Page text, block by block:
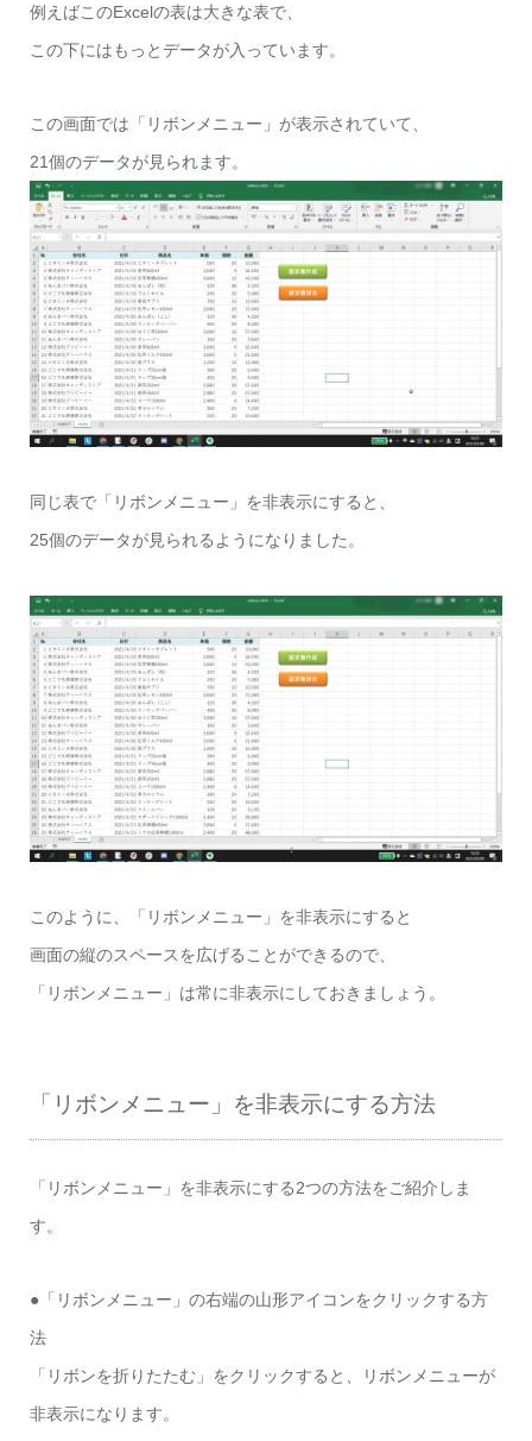
例えばこのExcelの表は大きな表で、
この下にはもっとデータが入っています。
この画面では「リボンメニュー」が表示されていて、
21個のデータが見られます。
同じ表で「リボンメニュー」を非表示にすると、
25個のデータが見られるようになりました。
このように、「リボンメニュー」を非表示にすると
画面の縦のスペースを広げることができるので、
「リボンメニュー」は常に非表示にしておきましょう。
「リボンメニュー」を非表示にする方法
「リボンメニュー」を非表示にする2つの方法をご紹介しま
す。
●「リボンメニュー」の右端の山形アイコンをクリックする方
法
「リボンを折りたたむ」をクリックすると、リボンメニューが
非表示になります。